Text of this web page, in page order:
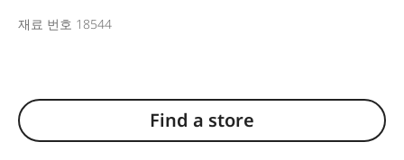
재료 번호 18544
Find a store